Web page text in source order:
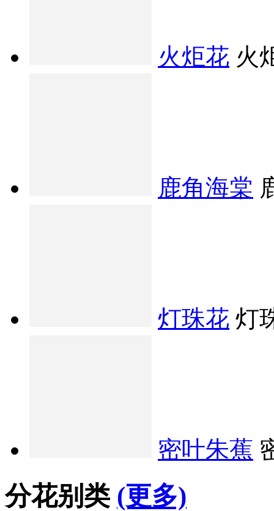
火炬花 火
鹿角海棠
灯珠花 灯
密叶朱蕉
分花别类 (更多)